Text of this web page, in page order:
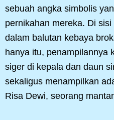
sebuah angka simbolis
pernikahan mereka. Di
dalam balutan kebaya
hanya itu, penampilannya
siger di kepala dan daun
sekaligus menampilkan
Risa Dewi, seorang